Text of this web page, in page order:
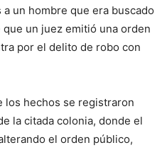
un hombre que era buscado
un juez emitió una orden
por el delito de robo con
los hechos se registraron
la citada colonia, donde el
el orden público,